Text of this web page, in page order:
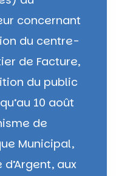
concernant
du centre-
de Facture,
du public
10 août
de
Municipal,
aux